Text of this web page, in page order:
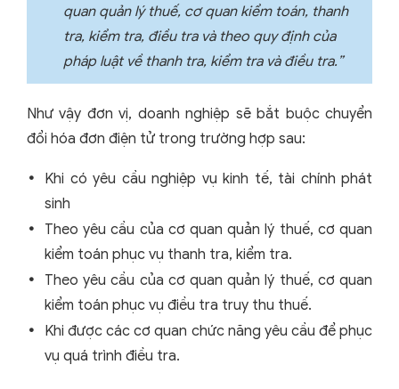
quan quản lý thuế, cơ quan kiểm toán, thanh
tra, kiểm tra, điều tra và theo quy định của
pháp luật về thanh tra, kiểm tra và điều tra.”
Như vậy đơn vị, doanh nghiệp sẽ bắt buộc chuyển
đổi hóa đơn điện tử trong trường hợp sau:
Khi có yêu cầu nghiệp vụ kinh tế, tài chính phát
sinh
Theo yêu cầu của cơ quan quản lý thuế, cơ quan
kiểm toán phục vụ thanh tra, kiểm tra.
Theo yêu cầu của cơ quan quản lý thuế, cơ quan
kiểm toán phục vụ điều tra truy thu thuế.
Khi được các cơ quan chức năng yêu cầu để phục
vụ quá trình điều tra.